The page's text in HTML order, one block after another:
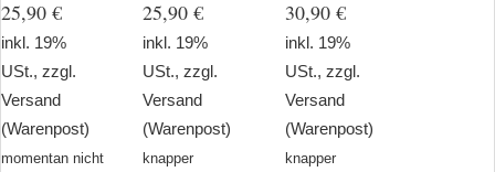
25,90 €
inkl. 19%
USt., zzgl.
Versand
(Warenpost)
momentan nicht
25,90 €
inkl. 19%
USt., zzgl.
Versand
(Warenpost)
knapper
30,90 €
inkl. 19%
USt., zzgl.
Versand
(Warenpost)
knapper